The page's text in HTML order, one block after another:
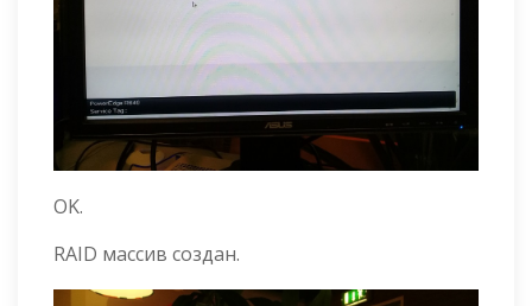
OK.
RAID массив создан.